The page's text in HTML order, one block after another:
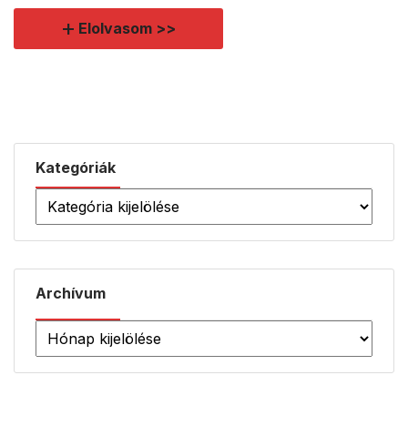
Kategóriák
Archívum
Elolvasom >>